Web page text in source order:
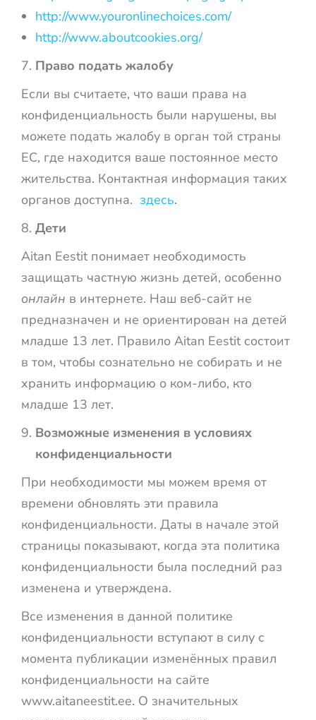
http://www.youronlinechoices.com/
http://www.aboutcookies.org/
Право подать жалобу
Если вы считаете, что ваши права на
конфиденциальность были нарушены, вы
можете подать жалобу в орган той страны
ЕС, где находится ваше постоянное место
жительства. Контактная информация таких
органов доступна. здесь.
Дети
Aitan Eestit понимает необходимость
защищать частную жизнь детей, особенно
онлайн в интернете. Наш веб-сайт не
предназначен и не ориентирован на детей
младше 13 лет. Правило Aitan Eestit состоит
в том, чтобы сознательно не собирать и не
хранить информацию о ком-либо, кто
младше 13 лет.
Возможные изменения в условиях
конфиденциальности
При необходимости мы можем время от
времени обновлять эти правила
конфиденциальности. Даты в начале этой
страницы показывают, когда эта политика
конфиденциальности была последний раз
изменена и утверждена.
Все изменения в данной политике
конфиденциальности вступают в силу с
момента публикации изменённых правил
конфиденциальности на сайте
www.aitaneestit.ee. О значительных